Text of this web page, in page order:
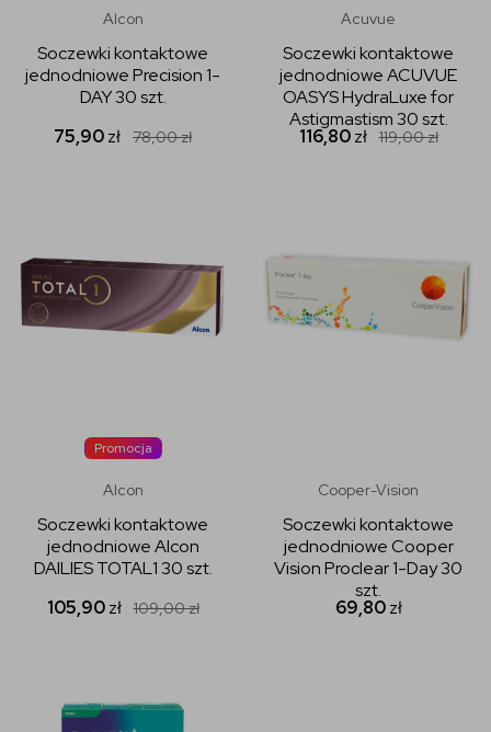
Alcon
Soczewki kontaktowe
jednodniowe Precision 1-
DAY 30 szt.
75,90zł 78,00zł
Acuvue
Soczewki kontaktowe
jednodniowe ACUVUE
OASYS HydraLuxe for
Astigmastism 30 szt.
116,80zł 119,00zł
Promocja
Alcon
Soczewki kontaktowe
jednodniowe Alcon
DAILIES TOTAL1 30 szt.
105,90zł 109,00zł
Cooper-Vision
Soczewki kontaktowe
jednodniowe Cooper
Vision Proclear 1-Day 30
szt.
69,80zł